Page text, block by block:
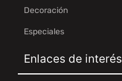
Decoración
Especiales
Enlaces de interés